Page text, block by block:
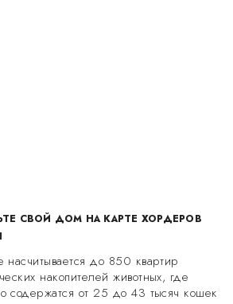
СВОЙ ДОМ НА КАРТЕ ХОРДЕРОВ
насчитывается до 850 квартир
накопителей животных, где
содержатся от 25 до 43 тысяч кошек